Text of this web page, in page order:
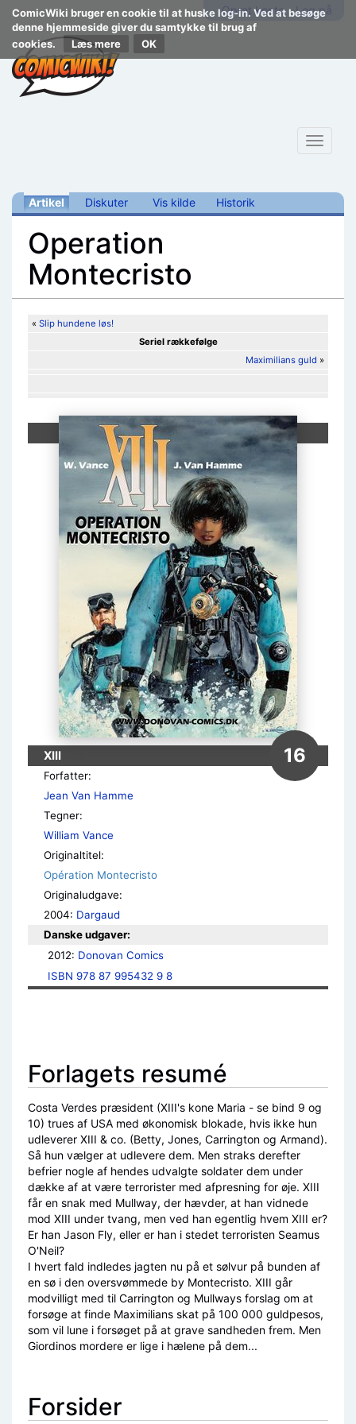
ComicWiki bruger en cookie til at huske log-in. Ved at besøge
denne hjemmeside giver du samtykke til brug af
cookies.
Læs mere
Opret konto Log på
Toggle
Artikel Diskuter Vis kilde Historik
Operation
Montecristo
« Slip hundene løs!
Seriel rækkefølge
Maximilians guld »
XIII 16
Forfatter:
Jean Van Hamme
Tegner:
William Vance
Originaltitel:
Opération Montecristo
Originaludgave:
2004: Dargaud
Danske udgaver:
2012: Donovan Comics
ISBN 978 87 995432 9 8
Forlagets resumé
Costa Verdes præsident (XIII's kone Maria - se bind 9 og
10) trues af USA med økonomisk blokade, hvis ikke hun
udleverer XIII & co. (Betty, Jones, Carrington og Armand).
Så hun vælger at udlevere dem. Men straks derefter
befrier nogle af hendes udvalgte soldater dem under
dække af at være terrorister med afpresning for øje. XIII
får en snak med Mullway, der hævder, at han vidnede
mod XIII under tvang, men ved han egentlig hvem XIII er?
Er han Jason Fly, eller er han i stedet terroristen Seamus
O'Neil?
I hvert fald indledes jagten nu på et sølvur på bunden af
en sø i den oversvømmede by Montecristo. XIII går
modvilligt med til Carrington og Mullways forslag om at
forsøge at finde Maximilians skat på 100 000 guldpesos,
som vil lune i forsøget på at grave sandheden frem. Men
Giordinos mordere er lige i hælene på dem...
Forsider